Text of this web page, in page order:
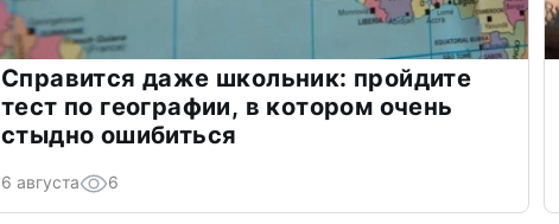
Справится даже школьник: пройдите
тест по географии, в котором очень
стыдно ошибиться
6 августа 6